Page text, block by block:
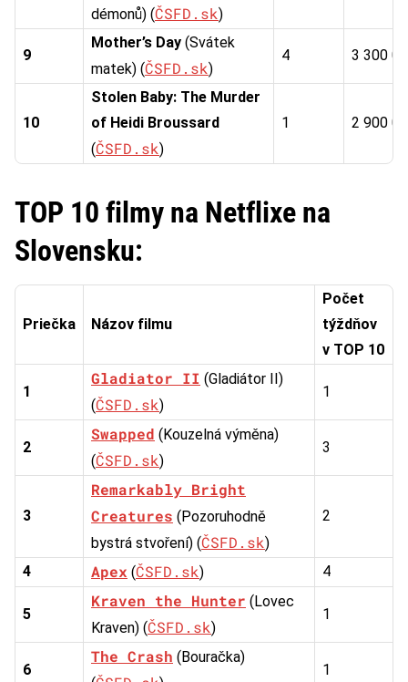
démonů) (ČSFD.sk)
9
Mother’s Day (Svátek
matek) (ČSFD.sk)
4 3 300
10
Stolen Baby: The Murder
of Heidi Broussard
(ČSFD.sk)
1 2 900
TOP 10 filmy na Netflixe na
Slovensku:
Priečka Názov filmu
Počet
týždňov
v TOP 10
1
Gladiator II (Gladiátor II)
(ČSFD.sk)
1
2
Swapped (Kouzelná výměna)
(ČSFD.sk)
3
3
Remarkably Bright
Creatures (Pozoruhodně
bystrá stvoření) (ČSFD.sk)
2
4 Apex (ČSFD.sk) 4
5
Kraven the Hunter (Lovec
Kraven) (ČSFD.sk)
1
6
The Crash (Bouračka)
1